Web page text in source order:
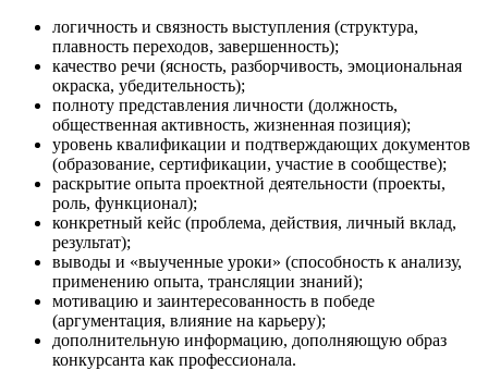
логичность и связность выступления (структура,
плавность переходов, завершенность);
качество речи (ясность, разборчивость, эмоциональная
окраска, убедительность);
полноту представления личности (должность,
общественная активность, жизненная позиция);
уровень квалификации и подтверждающих документов
(образование, сертификации, участие в сообществе);
раскрытие опыта проектной деятельности (проекты,
роль, функционал);
конкретный кейс (проблема, действия, личный вклад,
результат);
выводы и «выученные уроки» (способность к анализу,
применению опыта, трансляции знаний);
мотивацию и заинтересованность в победе
(аргументация, влияние на карьеру);
дополнительную информацию, дополняющую образ
конкурсанта как профессионала.